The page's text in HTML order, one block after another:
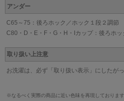
アンダー
C65～75：後ろホック／ホック１段２調節
C80・D・E・F・G・H・Iカップ：後ろホ
取り扱い上注意
お洗濯は、必ず「取り扱い表示」にしたがっ
※なるべく実際の商品に近い色味を再現しておりま